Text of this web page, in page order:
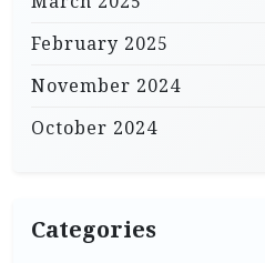
February 2025
November 2024
October 2024
Categories